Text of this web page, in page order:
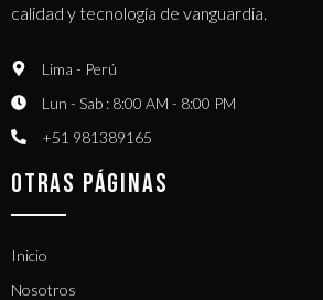
calidad y tecnología de vanguardia.
Lima - Perú
Lun - Sab : 8:00 AM - 8:00 PM
+51 981389165​
OTRAS PÁGINAS
Inicio
Nosotros